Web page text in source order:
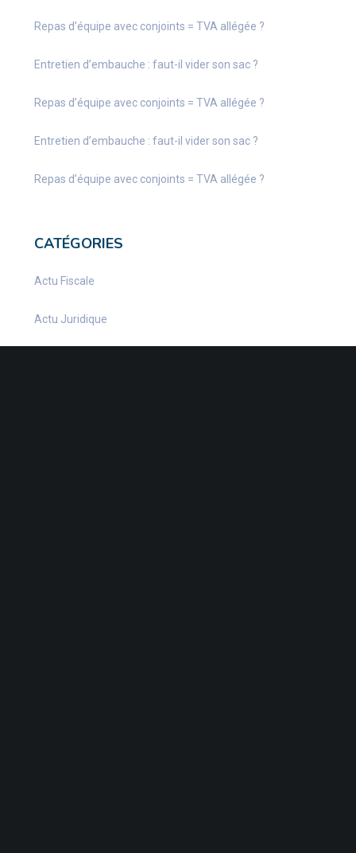
Repas d’équipe avec conjoints = TVA allégée ?
Entretien d’embauche : faut-il vider son sac ?
Repas d’équipe avec conjoints = TVA allégée ?
Entretien d’embauche : faut-il vider son sac ?
Repas d’équipe avec conjoints = TVA allégée ?
CATÉGORIES
Actu Fiscale
Actu Juridique